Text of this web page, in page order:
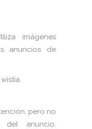
imágenes
anuncios de
pero no
anuncio.